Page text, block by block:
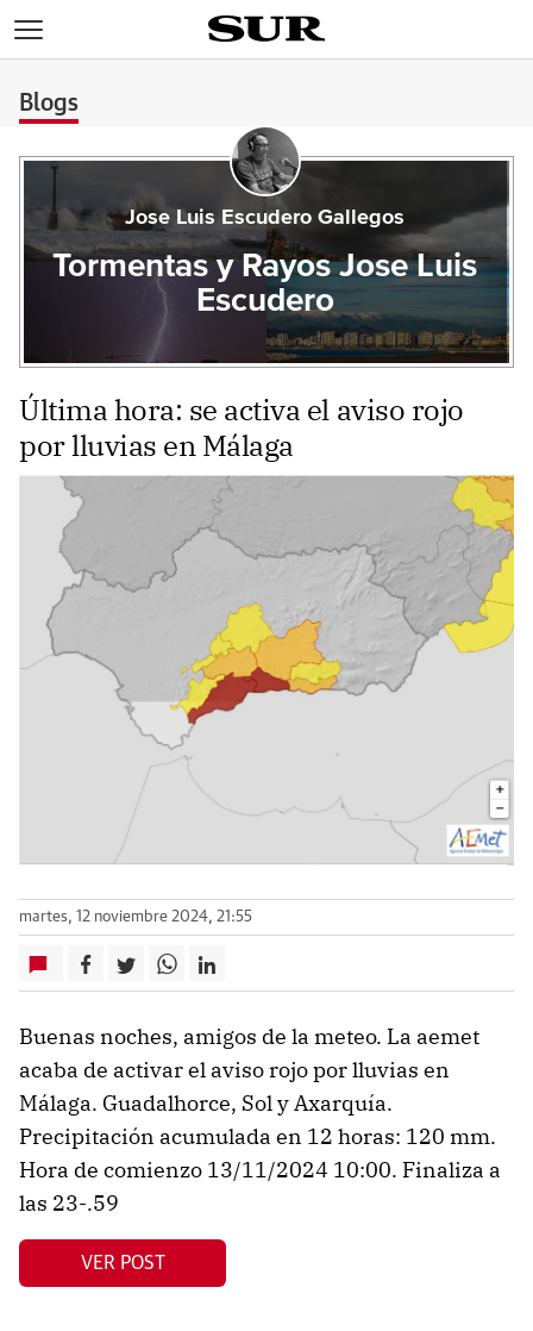
Blogs
Jose Luis Escudero Gallegos
Tormentas y Rayos Jose Luis
Escudero
Última hora: se activa el aviso rojo
por lluvias en Málaga
martes, 12 noviembre 2024, 21:55
Buenas noches, amigos de la meteo. La aemet
acaba de activar el aviso rojo por lluvias en
Málaga. Guadalhorce, Sol y Axarquía.
Precipitación acumulada en 12 horas: 120 mm.
Hora de comienzo 13/11/2024 10:00. Finaliza a
las 23-.59
VER POST